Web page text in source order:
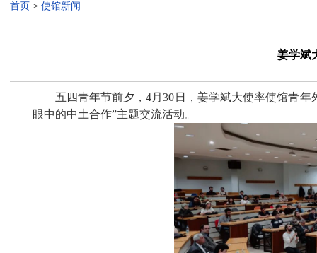
首页 > 使馆新闻
姜学斌
五四青年节前夕，4月30日，姜学斌大使率使馆青
眼中的中土合作”主题交流活动。